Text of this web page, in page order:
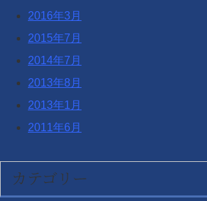
2016年3月
2015年7月
2014年7月
2013年8月
2013年1月
2011年6月
カテゴリー